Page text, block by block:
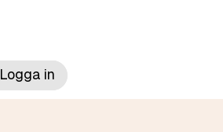
Logga in